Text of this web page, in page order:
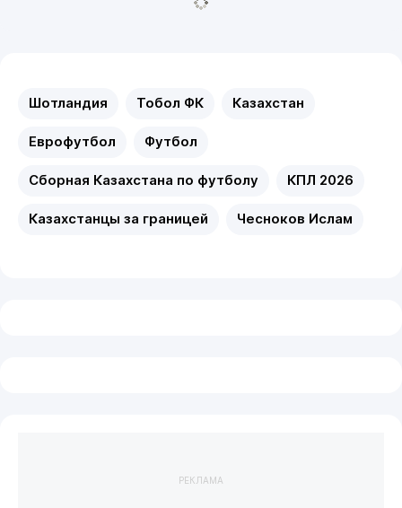
Шотландия Тобол ФК Казахстан
Еврофутбол Футбол
Сборная Казахстана по футболу КПЛ 2026
Казахстанцы за границей Чесноков Ислам
РЕКЛАМА